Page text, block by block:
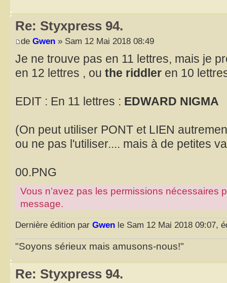
Re: Styxpress 94.
de Gwen » Sam 12 Mai 2018 08:49
Je ne trouve pas en 11 lettres, mais je
en 12 lettres , ou the riddler en 10
EDIT : En 11 lettres : EDWARD NIGMA
(On peut utiliser PONT et LIEN
ou ne pas l'utiliser.... mais à de petites
00.PNG
Vous n’avez pas les permissions nécessaires
message.
Dernière édition par Gwen le Sam 12 Mai 2018 09:07,
"Soyons sérieux mais amusons-nous!"
Re: Styxpress 94.